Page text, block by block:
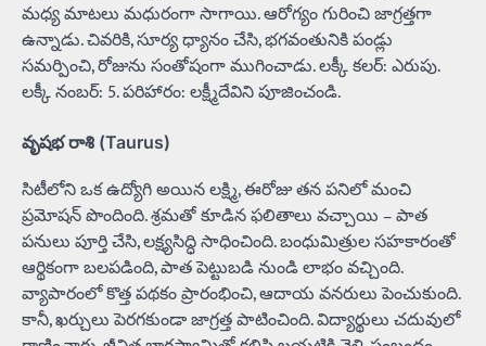
మధ్య మాటలు మధురంగా సాగాయి. ఆరోగ్యం గురించి జాగ్రత్తగా
ఉన్నాడు. చివరికి, సూర్య ధ్యానం చేసి, భగవంతునికి పండ్లు
సమర్పించి, రోజును సంతోషంగా ముగించాడు. లక్కీ కలర్: ఎరుపు.
లక్కీ నంబర్: 5. పరిహారం: లక్ష్మీదేవిని పూజించండి.
వృషభ రాశి (Taurus)
సిటీలోని ఒక ఉద్యోగి అయిన లక్ష్మి, ఈరోజు తన పనిలో మంచి
ప్రమోషన్ పొందింది. శ్రమతో కూడిన ఫలితాలు వచ్చాయి – పాత
పనులు పూర్తి చేసి, లక్ష్యసిద్ధి సాధించింది. బంధుమిత్రుల సహకారంతో
ఆర్థికంగా బలపడింది, పాత పెట్టుబడి నుండి లాభం వచ్చింది.
వ్యాపారంలో కొత్త పథకం ప్రారంభించి, ఆదాయ వనరులు పెంచుకుంది.
కానీ, ఖర్చులు పెరగకుండా జాగ్రత్త పాటించింది. విద్యార్థులు చదువులో